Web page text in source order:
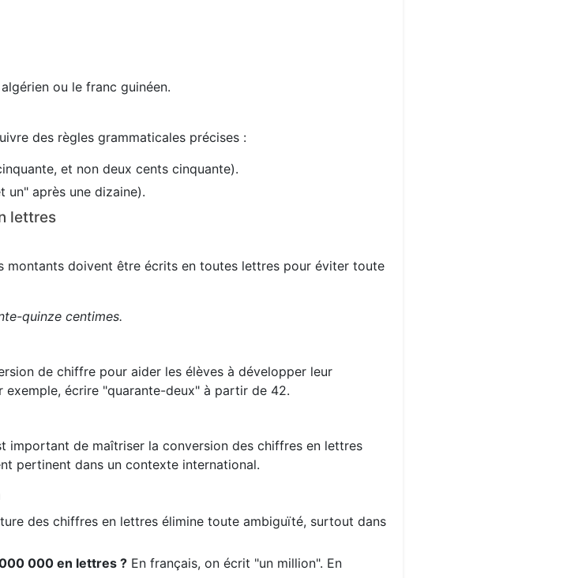
ou le franc guinéen.
des règles grammaticales précises :
et non deux cents cinquante).
un" après une dizaine).
lettres
montants doivent être écrits en toutes lettres pour éviter toute
quinze centimes.
de chiffre pour aider les élèves à développer leur
écrire "quarante-deux" à partir de 42.
important de maîtriser la conversion des chiffres en lettres
pertinent dans un contexte international.
des chiffres en lettres élimine toute ambiguïté, surtout dans
000 en lettres ? En français, on écrit "un million". En